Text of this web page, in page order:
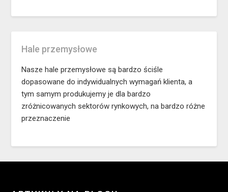
Hale przemysłowe
Nasze hale przemysłowe są bardzo ściśle
dopasowane do indywidualnych wymagań klienta, a
tym samym produkujemy je dla bardzo
zróżnicowanych sektorów rynkowych, na bardzo różne
przeznaczenie